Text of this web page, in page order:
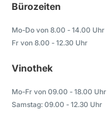
Bürozeiten
Mo-Do von 8.00 - 14.00 Uhr
Fr von 8.00 - 12.30 Uhr
Vinothek
Mo-Fr von 09.00 - 18.00 Uhr
Samstag: 09.00 - 12.30 Uhr